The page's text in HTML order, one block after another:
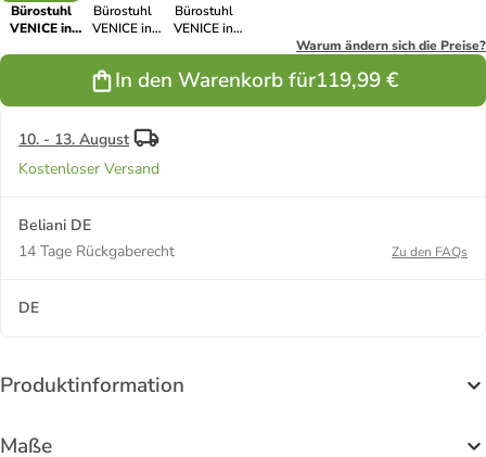
Bürostuhl
VENICE in
Bürostuhl
VENICE in
89 x (L) 64
Bürostuhl
VENICE in
89 x (L) 64
Warum ändern sich die Preise?
In den Warenkorb für119,99 €
10. - 13. August
Kostenloser Versand
Beliani DE
14 Tage Rückgaberecht
Zu den FAQs
DE
Produktinformation
Maße